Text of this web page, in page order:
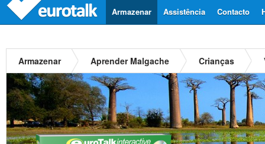
Contacto
Assistência
Armazenar
Armazenar Aprender Malgache Crianças